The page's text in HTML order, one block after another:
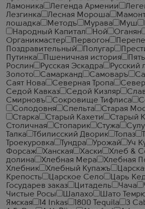
Ламоника
Легенда Армении
Лезгинка
Лесная Мороша
лошадка
Методъ Мурава Муш
Народный Капитал
Ной Оганян
Органикмастер
Первогон
Поздравительный
Полугар
Путинка
Пшеничная история
Рослин
Русская Эскадра Русский
Золото
Самарканд Самоваръ
Саят Нова
Северная Тропа
Седой Кавказ
Седой Кизляр
Смирновъ
Сокровище Тифлиса
Солодовня
Спельта Старая
Старка
Старый Кахети
Старый
Столичная
Стопарик Стужа
Талка
Тбилисский Дворик Топаз
Троекуровка
Тундра Урожай Уч
Форсаж
Ханская Хаски Хлеб &
долина
Хлебная Мера
Хлебная
Хлебник
Хлебный Купажъ
Крепость
Царское Село Царь
Государев заказ
Цитадель Чача
Чистые Росы
Шалахо Шато
Ямская
14 Inkas 1800 Tequila 3